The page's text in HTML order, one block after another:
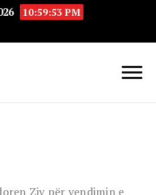
10:59:54 PM
Ziv për vendimin e